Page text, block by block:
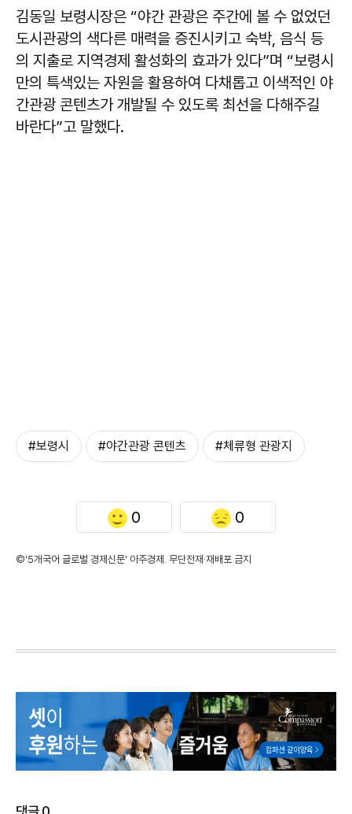
김동일 보령시장은 “야간 관광은 주간에 볼 수 없었던
도시관광의 색다른 매력을 증진시키고 숙박, 음식 등
의 지출로 지역경제 활성화의 효과가 있다”며 “보령시
만의 특색있는 자원을 활용하여 다채롭고 이색적인 야
간관광 콘텐츠가 개발될 수 있도록 최선을 다해주길
바란다”고 말했다.
#보령시 #야간관광 콘텐츠 #체류형 관광지
0 0
©'5개국어 글로벌 경제신문' 아주경제. 무단전재·재배포 금지